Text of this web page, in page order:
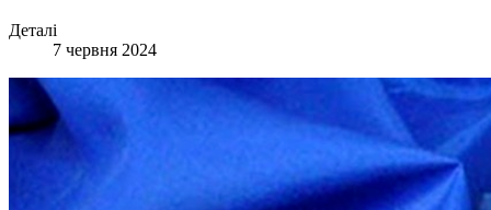
Деталі
7 червня 2024